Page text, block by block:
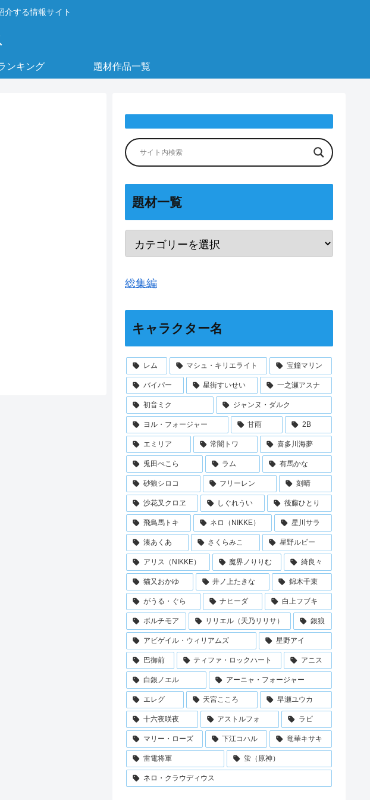
介する情報サイト
ンキング 題材作品一覧
題材一覧
総集編
キャラクター名
レム マシュ・キリエライト 宝鐘マリン
バイパー 星街すいせい 一之瀬アスナ
初音ミク ジャンヌ・ダルク
ヨル・フォージャー 甘雨 2B
エミリア 常闇トワ 喜多川海夢
兎田ぺこら ラム 有馬かな
砂狼シロコ フリーレン 刻晴
沙花叉クロヱ しぐれうい 後藤ひとり
飛鳥馬トキ ネロ（NIKKE） 星川サラ
湊あくあ さくらみこ 星野ルビー
アリス（NIKKE） 魔界ノりりむ 綺良々
猫又おかゆ 井ノ上たきな 錦木千束
がうる・ぐら ナヒーダ 白上フブキ
ボルチモア リリエル（天乃リリサ） 銀狼
アビゲイル・ウィリアムズ 星野アイ
巴御前 ティファ・ロックハート アニス
白銀ノエル アーニャ・フォージャー
エレグ 天宮こころ 早瀬ユウカ
十六夜咲夜 アストルフォ ラピ
マリー・ローズ 下江コハル 竜華キサキ
雷電将軍 蛍（原神）
ネロ・クラウディウス